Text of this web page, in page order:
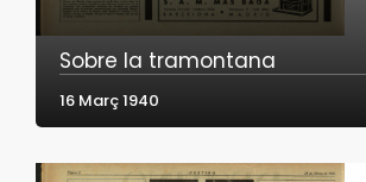
Sobre la tramontana
16 Març 1940